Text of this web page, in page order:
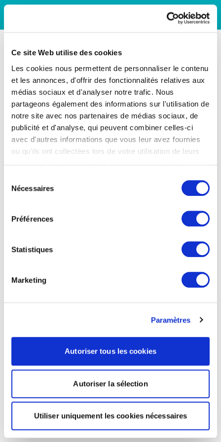
Ce site Web utilise des cookies
Les cookies nous permettent de personnaliser le contenu
et les annonces, d'offrir des fonctionnalités relatives aux
médias sociaux et d'analyser notre trafic. Nous
partageons également des informations sur l'utilisation de
notre site avec nos partenaires de médias sociaux, de
publicité et d'analyse, qui peuvent combiner celles-ci
avec d'autres informations que vous leur avez fournies
ou qu'ils ont collectées lors de votre utilisation de leurs
Nécessaires
Préférences
Statistiques
Marketing
Paramètres
Autoriser tous les cookies
Autoriser la sélection
Utiliser uniquement les cookies nécessaires